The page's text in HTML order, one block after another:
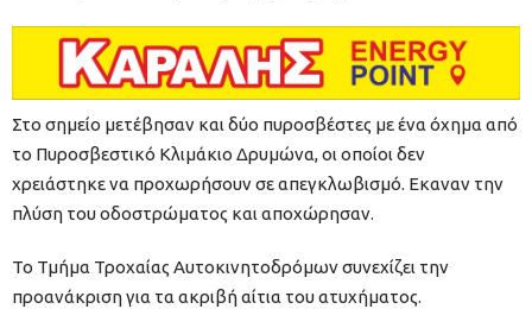
Στο σημείο μετέβησαν και δύο πυροσβέστες με ένα όχημα από
το Πυροσβεστικό Κλιμάκιο Δρυμώνα, οι οποίοι δεν
χρειάστηκε να προχωρήσουν σε απεγκλωβισμό. Εκαναν την
πλύση του οδοστρώματος και αποχώρησαν.
Το Τμήμα Τροχαίας Αυτοκινητοδρόμων συνεχίζει την
προανάκριση για τα ακριβή αίτια του ατυχήματος.